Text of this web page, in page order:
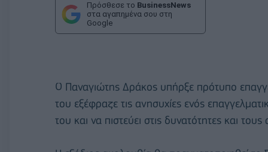
Πρόσθεσε το BusinessNews
στα αγαπημένα σου στη
Google
Ο Παναγιώτης Δράκος υπήρξε πρότυπο
του εξέφραζε τις ανησυχίες ενός
του και να πιστεύει στις δυνατότητες και